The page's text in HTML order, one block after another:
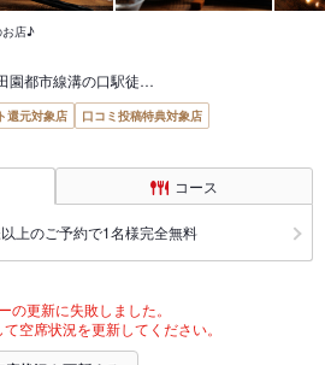
お店♪
園都市線溝の口駅徒…
還元対象店
口コミ投稿特典対象店
コース
上のご予約で1名様完全無料
の更新に失敗しました。
空席状況を更新してください。